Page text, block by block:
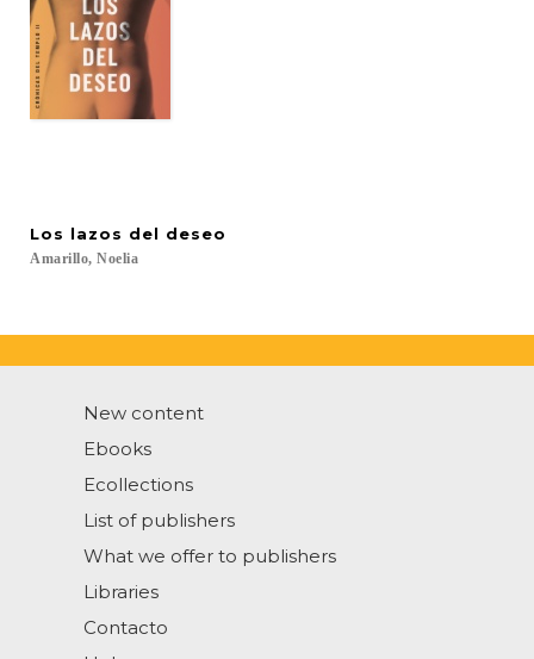
Los lazos del deseo
Amarillo, Noelia
New content
Ebooks
Ecollections
List of publishers
What we offer to publishers
Libraries
Contacto